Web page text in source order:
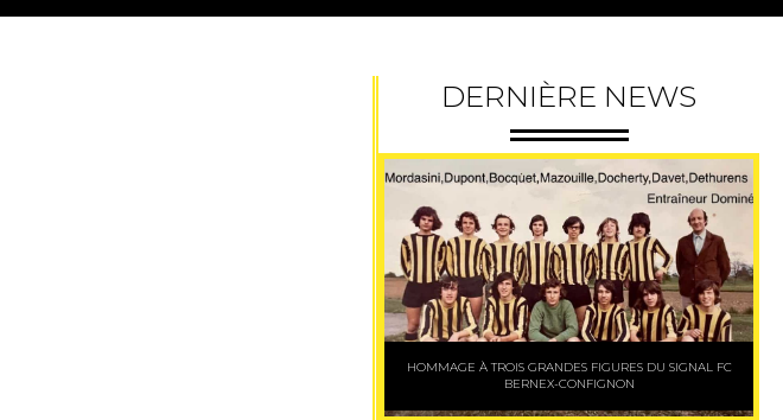
DERNIÈRE NEWS
HOMMAGE À TROIS GRANDES FIGURES DU SIGNAL FC
BERNEX-CONFIGNON